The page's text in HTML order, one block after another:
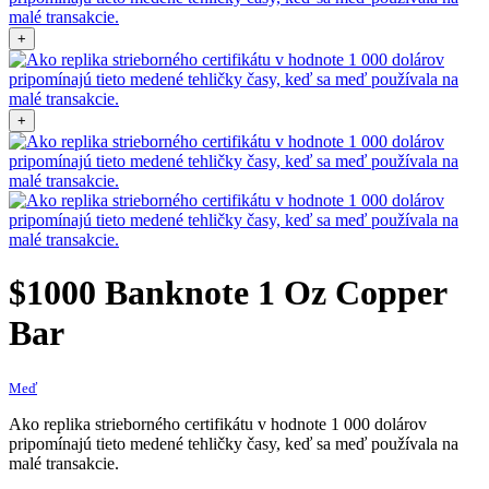
+
+
$1000 Banknote 1 Oz Copper
Bar
Meď
Ako replika strieborného certifikátu v hodnote 1 000 dolárov
pripomínajú tieto medené tehličky časy, keď sa meď používala na
malé transakcie.